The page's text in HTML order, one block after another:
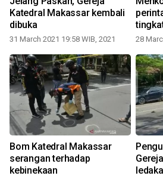
Katedral Makassar kembali
dibuka
31 March 2021 19:58 WIB, 2021 28
Bom Katedral Makassar
serangan terhadap
kebinekaan